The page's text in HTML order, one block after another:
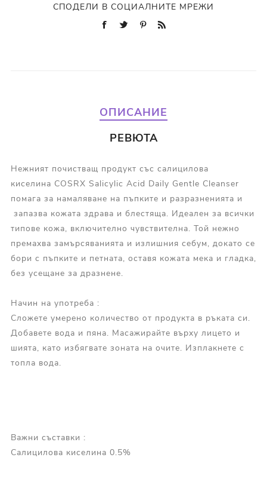
СПОДЕЛИ В СОЦИАЛНИТЕ МРЕЖИ
ОПИСАНИЕ
РЕВЮТА
Нежният почистващ продукт със салицилова
киселина COSRX Salicylic Acid Daily Gentle Cleanser
помага за намаляване на пъпките и разразненията и
запазва кожата здрава и блестяща. Идеален за всички
типове кожа, включително чувствителна. Той нежно
премахва замърсяванията и излишния себум, докато се
бори с пъпките и петната, оставя кожата мека и гладка,
без усещане за дразнене.
Начин на употреба :
Сложете умерено количество от продукта в ръката си.
Добавете вода и пяна. Масажирайте върху лицето и
шията, като избягвате зоната на очите. Изплакнете с
топла вода.
Важни съставки :
Салицилова киселина 0.5%